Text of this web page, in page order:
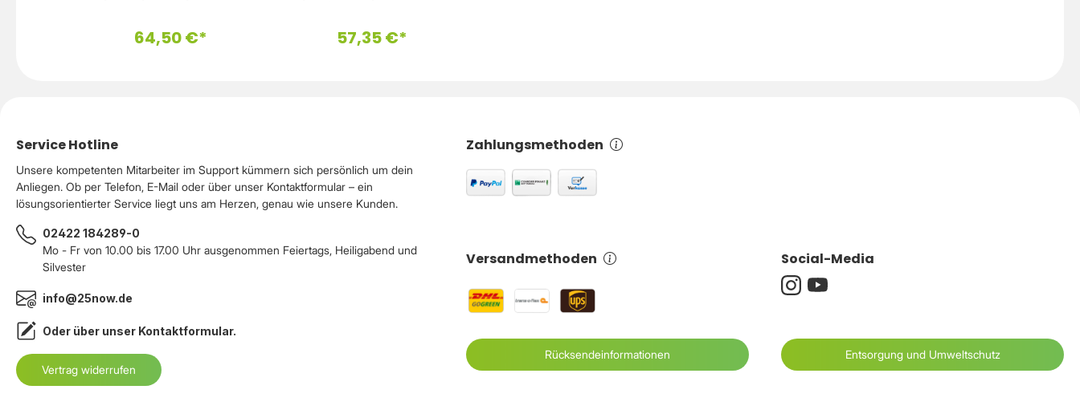
64,50 €* 57,35 €*
Service Hotline
Unsere kompetenten Mitarbeiter im Support kümmern sich persönlich um dein
Anliegen. Ob per Telefon, E-Mail oder über unser Kontaktformular – ein
lösungsorientierter Service liegt uns am Herzen, genau wie unsere Kunden.
02422 184289-0
Mo - Fr von 10.00 bis 17.00 Uhr ausgenommen Feiertags, Heiligabend und
Silvester
info@25now.de
Oder über unser Kontaktformular.
Vertrag widerrufen
Zahlungsmethoden
Versandmethoden
Rücksendeinformationen Entsorgung und Umweltschutz
Social-Media